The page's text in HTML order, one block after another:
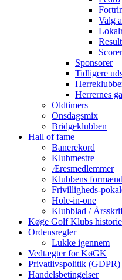
Valg
Sponsorer
Tidligere
Herrernes
Oldtimers
Onsdagsmix
Bridgeklubben
Hall of fame
Banerekord
Klubmestre
Æresmedlemmer
Klubbens
Frivilligheds-
Hole-in-one
Klubblad /
Køge Golf Klubs historie
Ordensregler
Lukke igennem
Vedtægter for KøGK
Privatlivspolitik (GDPR)
Handelsbetingelser